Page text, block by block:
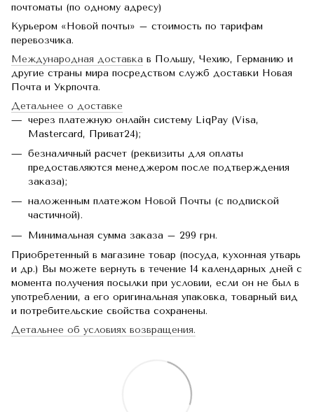
почтоматы (по одному адресу)
Курьером «Новой почты» – стоимость по тарифам
перевозчика.
Международная доставка в Польшу, Чехию, Германию и
другие страны мира посредством служб доставки Новая
Почта и Укрпочта.
Детальнее о доставке
через платежную онлайн систему LiqPay (Visa,
Mastercard, Приват24);
безналичный расчет (реквизиты для оплаты
предоставляются менеджером после подтверждения
заказа);
наложенным платежом Новой Почты (с подпиской
частичной).
Минимальная сумма заказа – 299 грн.
Приобретенный в магазине товар (посуда, кухонная утварь
и др.) Вы можете вернуть в течение 14 календарных дней с
момента получения посылки при условии, если он не был в
употреблении, а его оригинальная упаковка, товарный вид
и потребительские свойства сохранены.
Детальнее об условиях возвращения.